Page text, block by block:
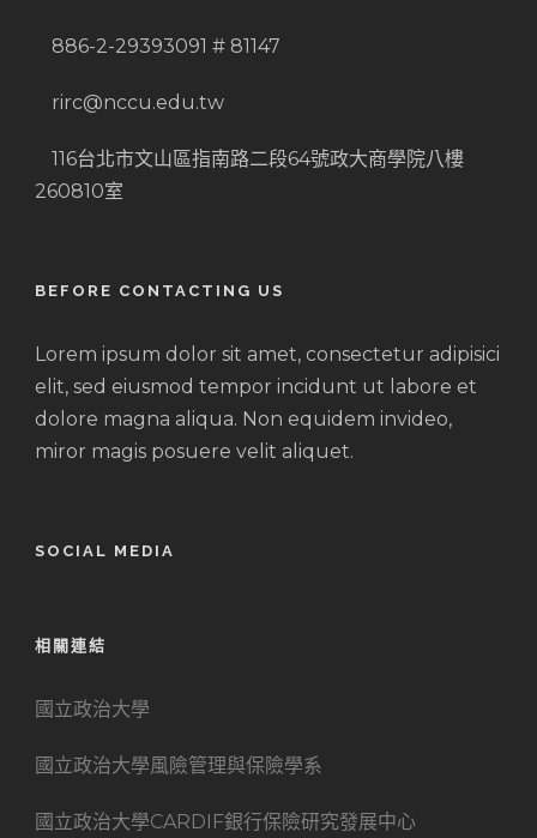
886-2-29393091 # 81147
rirc@nccu.edu.tw
116台北市文山區指南路二段64號政大商學院八樓
260810室
BEFORE CONTACTING US
Lorem ipsum dolor sit amet, consectetur adipisici
elit, sed eiusmod tempor incidunt ut labore et
dolore magna aliqua. Non equidem invideo,
miror magis posuere velit aliquet.
SOCIAL MEDIA
相關連結
國立政治大學
國立政治大學風險管理與保險學系
國立政治大學CARDIF銀行保險研究發展中心